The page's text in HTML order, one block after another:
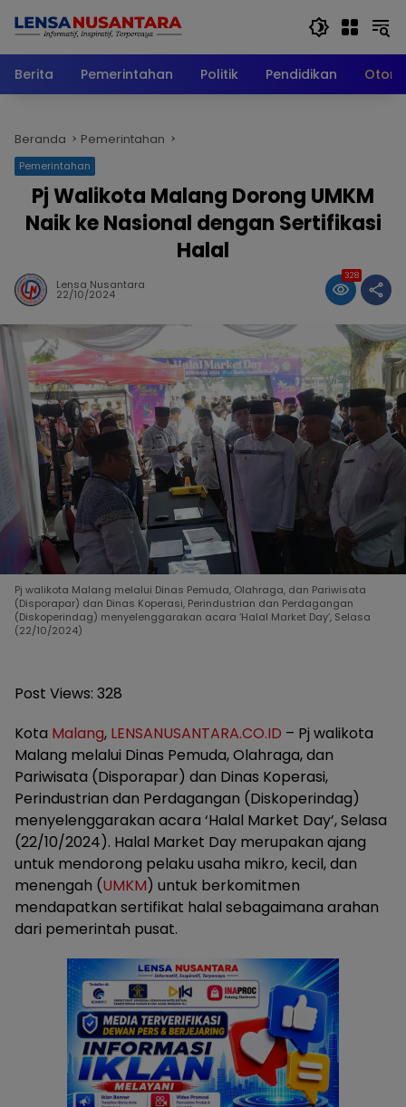
Berita
Pemerintahan Politik Pendidikan
Beranda Pemerintahan
Pemerintahan
Pj Walikota Malang Dorong UMKM
Naik ke Nasional dengan Sertifikasi
Halal
Lensa Nusantara
22/10/2024
328
Pj walikota Malang melalui Dinas Pemuda, Olahraga, dan Pariwisata
(Disporapar) dan Dinas Koperasi, Perindustrian dan Perdagangan
(Diskoperindag) menyelenggarakan acara ‘Halal Market Day’, Selasa
(22/10/2024)
Post Views: 328
Kota Malang, LENSANUSANTARA.CO.ID – Pj walikota
Malang melalui Dinas Pemuda, Olahraga, dan
Pariwisata (Disporapar) dan Dinas Koperasi,
Perindustrian dan Perdagangan (Diskoperindag)
menyelenggarakan acara ‘Halal Market Day’, Selasa
(22/10/2024). Halal Market Day merupakan ajang
untuk mendorong pelaku usaha mikro, kecil, dan
menengah (UMKM) untuk berkomitmen
mendapatkan sertifikat halal sebagaimana arahan
dari pemerintah pusat.